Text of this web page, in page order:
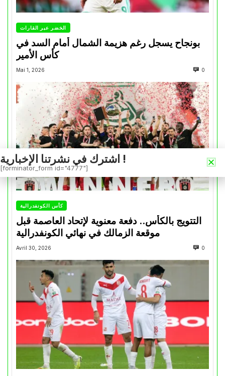
الخضر عبر القارات
بونجاح يسجل رغم هزيمة الشمال أمام السد في
كأس الأمير
Mai 1, 2026 0
كأس الكونفدرالية
التتويج بالكأس.. دفعة معنوية لإتحاد العاصمة قبل
موقعة الزمالك في نهائي الكونفدرالية
Avril 30, 2026 0
اشترك في نشرتنا الإخبارية !
[forminator_form id="4777"]